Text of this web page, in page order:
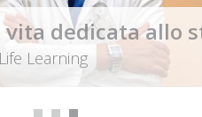
Podiatria in Italia
Italiana